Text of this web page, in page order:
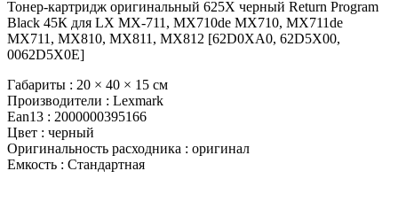
Тонер-картридж оригинальный 625X черный Return Program
Black 45К для LX MX-711, MX710de MX710, MX711de
MX711, MX810, MX811, MX812 [62D0XA0, 62D5X00,
0062D5X0E]
Габариты : 20 × 40 × 15 см
Производители : Lexmark
Ean13 : 2000000395166
Цвет : черный
Оригинальность расходника : оригинал
Емкость : Стандартная